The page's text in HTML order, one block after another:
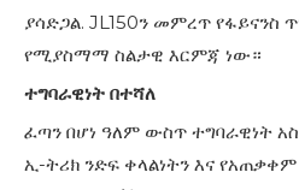
ያሳድጋል. JL150ን መምረጥ የፋይናንስ
የሚያስማማ ስልታዊ እርምጃ ነው።
ተግባራዊነት በተሻለ
ፈጣን በሆነ ዓለም ውስጥ ተግባራዊነት
ኢ-ትሪክ ንድፍ ቀላልነትን እና